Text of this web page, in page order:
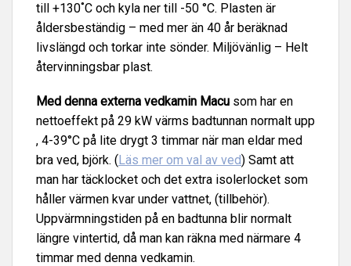
till +130˚C och kyla ner till -50 °C. Plasten är
åldersbeständig – med mer än 40 år beräknad
livslängd och torkar inte sönder. Miljövänlig – Helt
återvinningsbar plast.
Med denna externa vedkamin Macu som har en
nettoeffekt på 29 kW värms badtunnan normalt upp
, 4-39°C på lite drygt 3 timmar när man eldar med
bra ved, björk. (Läs mer om val av ved) Samt att
man har täcklocket och det extra isolerlocket som
håller värmen kvar under vattnet, (tillbehör).
Uppvärmningstiden på en badtunna blir normalt
längre vintertid, då man kan räkna med närmare 4
timmar med denna vedkamin.